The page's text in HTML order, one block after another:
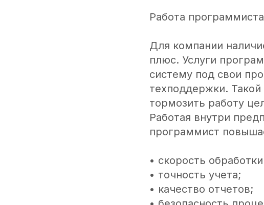
Работа
Для компании
плюс. Услуги
систему под свои
техподдержки.
тормозить работу
Работая внутри
программист
• скорость
• точность учета;
• качество отчетов;